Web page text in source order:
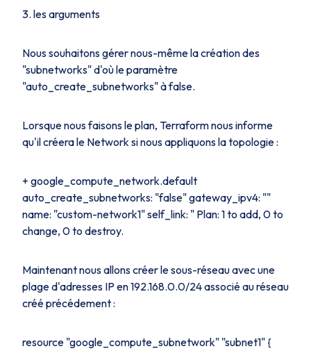
les arguments
Nous souhaitons gérer nous-même la création des
"subnetworks" d'où le paramètre
"auto_create_subnetworks" à false.
Lorsque nous faisons le plan, Terraform nous informe
qu'il créera le Network si nous appliquons la topologie :
+ google_compute_network.default
auto_create_subnetworks: "false" gateway_ipv4: ""
name: "custom-network1" self_link: " Plan: 1 to add, 0 to
change, 0 to destroy.
Maintenant nous allons créer le sous-réseau avec une
plage d'adresses IP en 192.168.0.0/24 associé au réseau
créé précédement :
resource "google_compute_subnetwork" "subnet1" {